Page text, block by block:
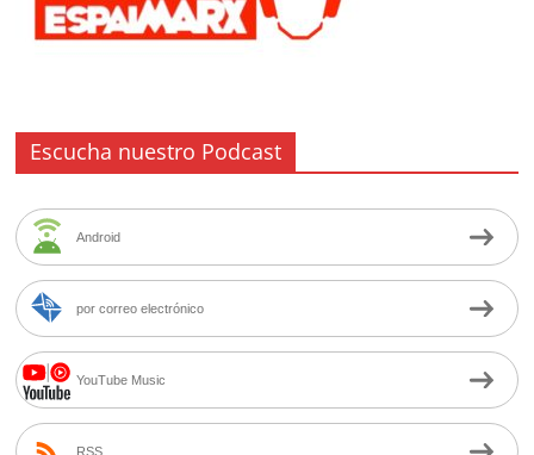
Escucha nuestro Podcast
Android
por correo electrónico
YouTube Music
RSS